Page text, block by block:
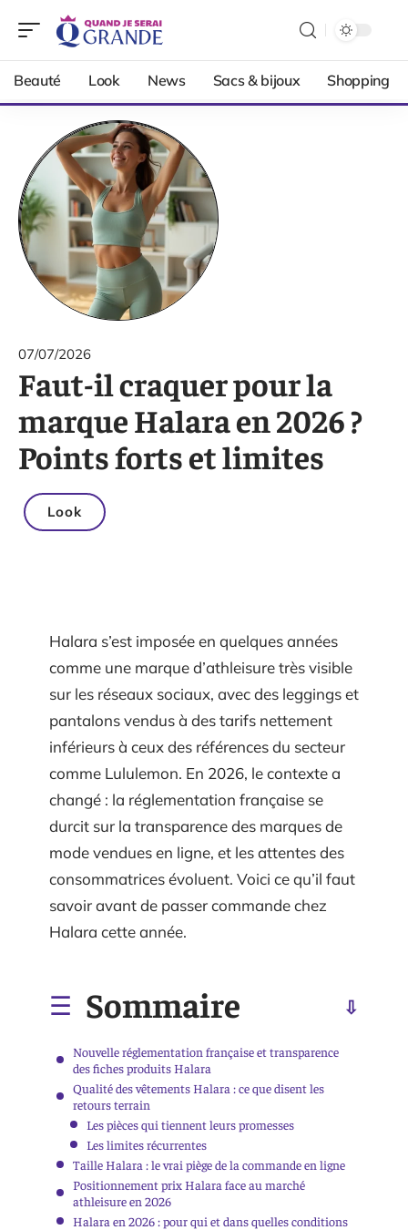
Beauté Look News Sacs & bijoux Shopping
07/07/2026
Faut-il craquer pour la
marque Halara en 2026 ?
Points forts et limites
Look
Halara s’est imposée en quelques années
comme une marque d’athleisure très visible
sur les réseaux sociaux, avec des leggings et
pantalons vendus à des tarifs nettement
inférieurs à ceux des références du secteur
comme Lululemon. En 2026, le contexte a
changé : la réglementation française se
durcit sur la transparence des marques de
mode vendues en ligne, et les attentes des
consommatrices évoluent. Voici ce qu’il faut
savoir avant de passer commande chez
Halara cette année.
Sommaire
Nouvelle réglementation française et transparence
des fiches produits Halara
Qualité des vêtements Halara : ce que disent les
retours terrain
Les pièces qui tiennent leurs promesses
Les limites récurrentes
Taille Halara : le vrai piège de la commande en ligne
Positionnement prix Halara face au marché
athleisure en 2026
Halara en 2026 : pour qui et dans quelles conditions